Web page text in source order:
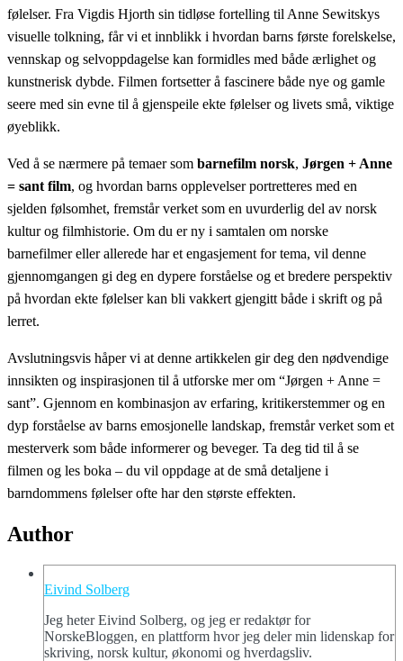
følelser. Fra Vigdis Hjorth sin tidløse fortelling til Anne Sewitskys
visuelle tolkning, får vi et innblikk i hvordan barns første forelskelse,
vennskap og selvoppdagelse kan formidles med både ærlighet og
kunstnerisk dybde. Filmen fortsetter å fascinere både nye og gamle
seere med sin evne til å gjenspeile ekte følelser og livets små, viktige
øyeblikk.
Ved å se nærmere på temaer som barnefilm norsk, Jørgen + Anne
= sant film, og hvordan barns opplevelser portretteres med en
sjelden følsomhet, fremstår verket som en uvurderlig del av norsk
kultur og filmhistorie. Om du er ny i samtalen om norske
barnefilmer eller allerede har et engasjement for tema, vil denne
gjennomgangen gi deg en dypere forståelse og et bredere perspektiv
på hvordan ekte følelser kan bli vakkert gjengitt både i skrift og på
lerret.
Avslutningsvis håper vi at denne artikkelen gir deg den nødvendige
innsikten og inspirasjonen til å utforske mer om “Jørgen + Anne =
sant”. Gjennom en kombinasjon av erfaring, kritikerstemmer og en
dyp forståelse av barns emosjonelle landskap, fremstår verket som et
mesterverk som både informerer og beveger. Ta deg tid til å se
filmen og les boka – du vil oppdage at de små detaljene i
barndommens følelser ofte har den største effekten.
Author
Eivind Solberg
Jeg heter Eivind Solberg, og jeg er redaktør for
NorskeBloggen, en plattform hvor jeg deler min lidenskap for
skriving, norsk kultur, økonomi og hverdagsliv.